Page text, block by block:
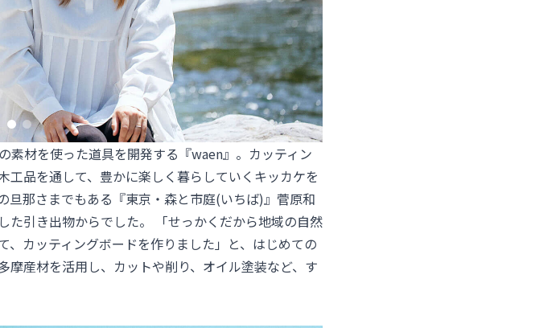
素材を使った道具を開発する『waen』。カッティン
品を通して、豊かに楽しく暮らしていくキッカケを
旦那さまでもある『東京・森と市庭(いちば)』菅原和
た引き出物からでした。 「せっかくだから地域の自然
カッティングボードを作りました」と、はじめての
摩産材を活用し、カットや削り、オイル塗装など、す